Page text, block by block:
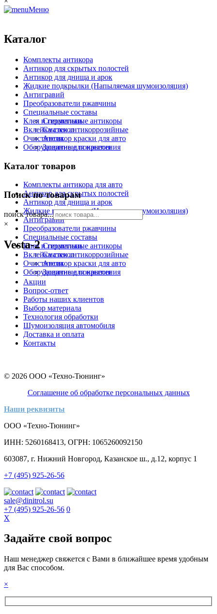
Меню
Каталог
Комплекты антикора
Антикор для скрытых полостей
Антикор для днища и арок
Жидкие подкрылки (Напыляемая шумоизоляция)
Антигравий
Преобразователи ржавчины
Специальные составы
Специальные антикоры
Смазки антикоррозийные
Антикор краски для авто
Защитные покрытия
Клея и герметики
Вклейка стекол
Очистители
Оборудование для нанесения
Каталог товаров
Комплекты антикора для авто
Антикор для скрытых полостей
Антикор для днища и арок
Жидкие подкрылки (Напыляемая шумоизоляция)
Антигравий
Преобразователи ржавчины
Специальные составы
Специальные антикоры
Смазки антикоррозийные
Антикор краски для авто
Защитные покрытия
Клея и герметики
Вклейка стекол
Очистители
Оборудование для нанесения
Поиск по товарам
поиск товара...
×
Vesta-2
Акции
Вопрос-ответ
Работы наших клиентов
Выбор материала
Технология обработки
Шумоизоляция автомобиля
Доставка и оплата
Контакты
© 2026 ООО «Техно-Тюнинг»
Соглашение об обработке персональных данных
Наши реквизиты
ООО «Техно-Тюнинг»
ИНН: 5260168413, ОГРН: 1065260092150
603087, г. Нижний Новгород, Казанское ш., д.12, корпус 1
+7 (495) 925-26-56
sale@dinitrol.su
+7 (495) 925-26-56 0
X
Задайте свой вопрос
Наш менеджер свяжется с Вами в ближайшее время удобным
для Вас способом.
×